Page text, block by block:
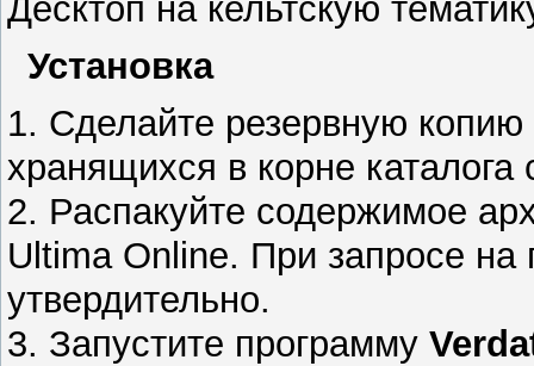
Десктоп на кельтскую
Установка
1. Сделайте резервную
хранящихся в корне каталога
2. Распакуйте содержимое
Ultima Online. При запросе на
утвердительно.
3. Запустите программу